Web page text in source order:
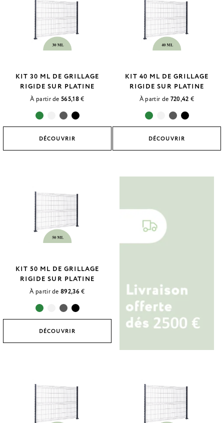
KIT 30 ML DE GRILLAGE
RIGIDE SUR PLATINE
À partir de565,18€
DÉCOUVRIR
KIT 40 ML DE GRILLAGE
RIGIDE SUR PLATINE
À partir de 720,42 €
DÉCOUVRIR
KIT 50 ML DE GRILLAGE
RIGIDE SUR PLATINE
À partir de892,36€
DÉCOUVRIR